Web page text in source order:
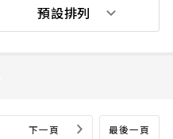
最後一頁
下一頁
預設排列